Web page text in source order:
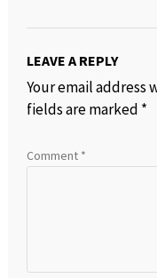
LEAVE A REPLY
Your email address
fields are marked *
Comment *